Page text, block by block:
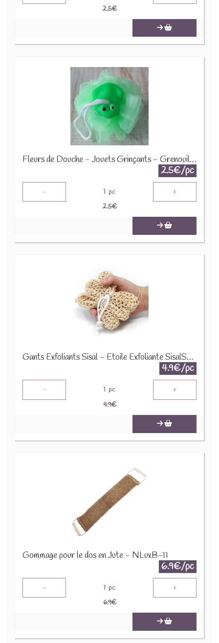
2.5€
Fleurs de Douche - Jouets Grinçants - Grenouille - Vert - SCRDT-06
2.5€/pc
- 1 pc +
2.5€
Gants Exfoliants Sisal - Étoile Exfoliante SisalS-02
4.9€/pc
- 1 pc +
4.9€
Gommage pour le dos en Jute - NLuxB-11
6.9€/pc
- 1 pc +
6.9€